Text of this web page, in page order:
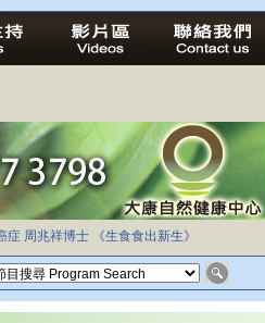
症 周兆祥博士 《生食食出新生》